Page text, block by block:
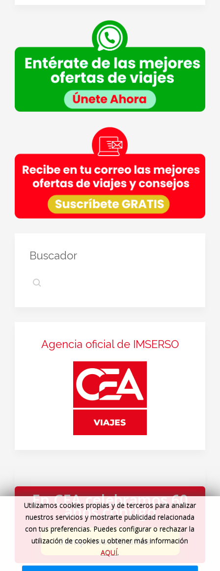
respuesta a la consulta planteada.
: Consentimiento del interesado.
: Plataforma de Mail marketing-Empresas del grupo CEA.
Información adicional: En laPolítica de Privacidadde VIAJESCEA
encontrarás información adicional sobre la recopilación y el uso de su
información personal por parte de VIAJESCEA, incluida información sobre
acceso, conservación, rectificación, eliminación, seguridad y otros temas.
Buscador
Agencia oficial de IMSERSO
En CEA celebramos 60
años contigo
Cumplimos 60 años→
Utilizamos cookies propias y de terceros para analizar
nuestros servicios y mostrarte publicidad relacionada
con tus preferencias. Puedes configurar o rechazar la
utilización de cookies u obtener más información
AQUÍ.